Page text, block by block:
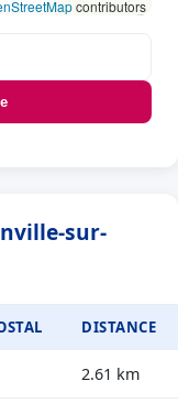
contributors
sur-
DISTANCE
2.61 km